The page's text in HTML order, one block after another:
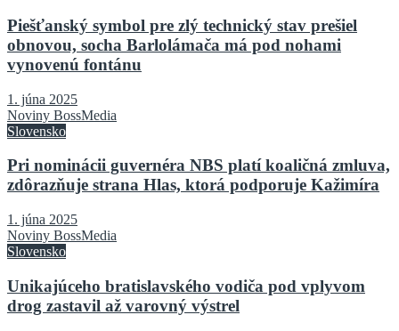
Piešťanský symbol pre zlý technický stav prešiel
obnovou, socha Barlolámača má pod nohami
vynovenú fontánu
1. júna 2025
Noviny BossMedia
Slovensko
Pri nominácii guvernéra NBS platí koaličná zmluva,
zdôrazňuje strana Hlas, ktorá podporuje Kažimíra
1. júna 2025
Noviny BossMedia
Slovensko
Unikajúceho bratislavského vodiča pod vplyvom
drog zastavil až varovný výstrel